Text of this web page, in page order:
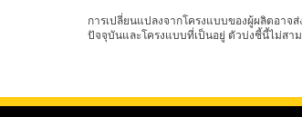
การเปลี่ยนแปลงจากโครงแบบของผู้ผลิตอา
ปัจจุบันและโครงแบบที่เป็นอยู่ ตัวบ่งชี้นี้ไม่สา